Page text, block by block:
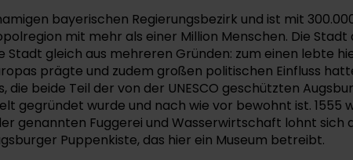
bayerischen Regierungsbezirk und ist mit
mit mehr als einer Million Menschen. Die
gleich aus mehreren Gründen: zum einen lebte
prägte und zudem großen politischen Einfluss
beide Teil der von der UNESCO geschützten
gegründet wurde und nach wie vor bewohnt ist.
genannten Fuggerei und Wasserwirtschaft lohnt
Puppenkiste, das hier ein Museum betreibt.